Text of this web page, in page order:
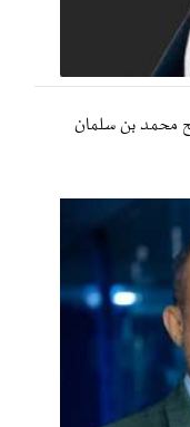
محمد بن سلمان